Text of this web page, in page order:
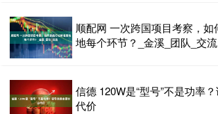
顺配网 一次跨国项目考察，如
地每个环节？_金溪_团队_交流
信德 120W是“型号”不是功率
代价